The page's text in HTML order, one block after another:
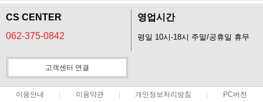
CS CENTER
062-375-0842
영업시간
평일 10시-18시 주말/공휴일 휴무
고객센터 연결
이용안내 이용약관 개인정보처리방침 PC버전